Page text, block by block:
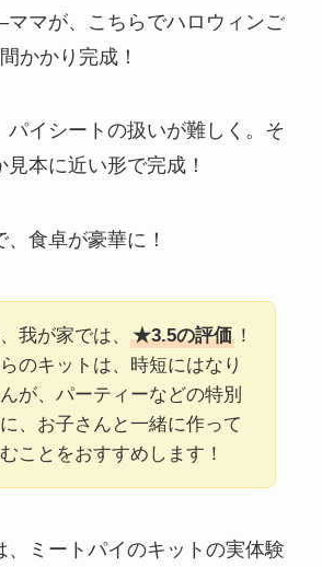
マが、こちらでハロウィンご
かかり完成！
パイシートの扱いが難しく。そ
本に近い形で完成！
食卓が豪華に！
我が家では、 ★3.5の評価！
のキットは、時短にはなり
が、パーティーなどの特別
、お子さんと一緒に作って
ことをおすすめします！
、ミートパイのキットの実体験